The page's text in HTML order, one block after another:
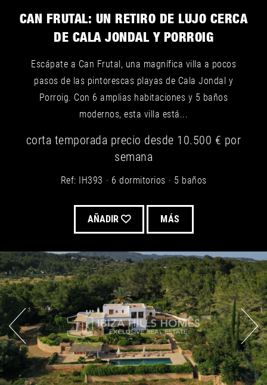
CAN FRUTAL: UN RETIRO DE LUJO CERCA
DE CALA JONDAL Y PORROIG
Escápate a Can Frutal, una magnífica villa a pocos
pasos de las pintorescas playas de Cala Jondal y
Porroig. Con 6 amplias habitaciones y 5 baños
modernos, esta villa está...
corta temporada precio desde 10.500 € por
semana
Ref: IH393 6 dormitorios 5 baños
AÑADIR MÁS